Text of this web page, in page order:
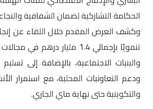
الحكامة التشاركية لضمان الشفافية
تنمويًا بإجمالي 1.4 مليار درهم
والبنيات الاجتماعية، بالإضافة إلى
ودعم التعاونيات المحلية، مع استمرار
والتكوينية حتى نهاية ماي الجاري.